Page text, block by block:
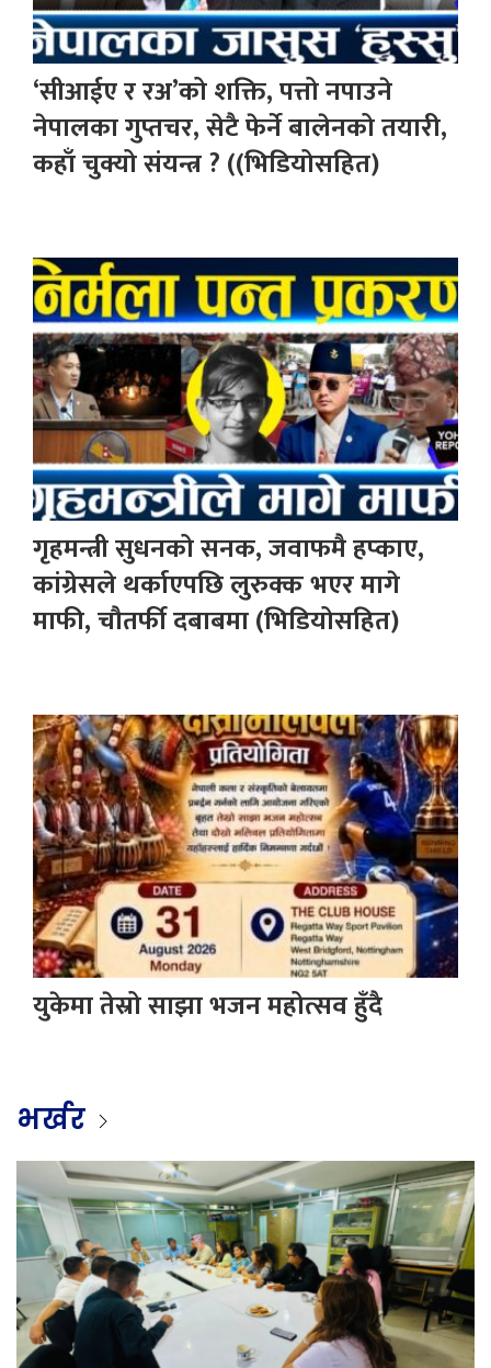
‘सीआईए र रअ’को शक्ति, पत्तो नपाउने
नेपालका गुप्तचर, सेटै फेर्ने बालेनको तयारी,
कहाँ चुक्यो संयन्त्र ? ((भिडियोसहित)
गृहमन्त्री सुधनको सनक, जवाफमै हप्काए,
कांग्रेसले थर्काएपछि लुरुक्क भएर मागे
माफी, चौतर्फी दबाबमा (भिडियोसहित)
युकेमा तेस्रो साझा भजन महोत्सव हुँदै
भर्खर